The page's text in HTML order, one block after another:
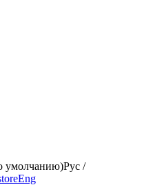
Рус /
Eng